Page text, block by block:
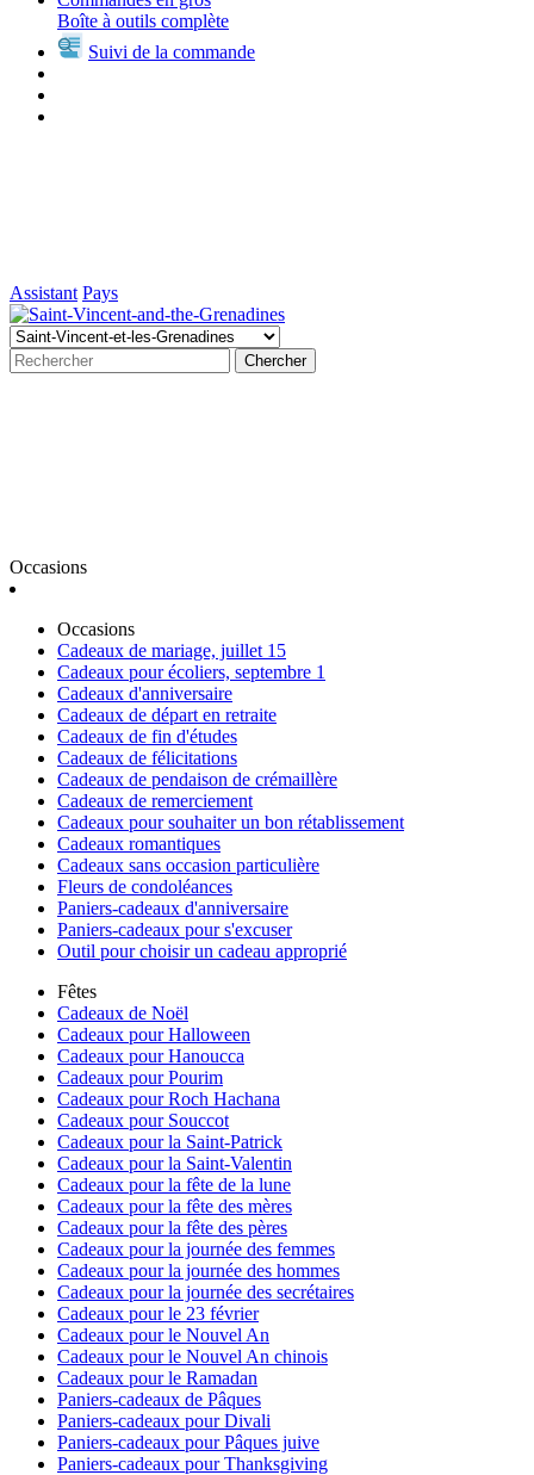
Boîte à outils complète
Suivi de la commande
Assistant Pays
Chercher
Occasions
Occasions
Cadeaux de mariage, juillet 15
Cadeaux pour écoliers, septembre 1
Cadeaux d'anniversaire
Cadeaux de départ en retraite
Cadeaux de fin d'études
Cadeaux de félicitations
Cadeaux de pendaison de crémaillère
Cadeaux de remerciement
Cadeaux pour souhaiter un bon rétablissement
Cadeaux romantiques
Cadeaux sans occasion particulière
Fleurs de condoléances
Paniers-cadeaux d'anniversaire
Paniers-cadeaux pour s'excuser
Outil pour choisir un cadeau approprié
Fêtes
Cadeaux de Noël
Cadeaux pour Halloween
Cadeaux pour Hanoucca
Cadeaux pour Pourim
Cadeaux pour Roch Hachana
Cadeaux pour Souccot
Cadeaux pour la Saint-Patrick
Cadeaux pour la Saint-Valentin
Cadeaux pour la fête de la lune
Cadeaux pour la fête des mères
Cadeaux pour la fête des pères
Cadeaux pour la journée des femmes
Cadeaux pour la journée des hommes
Cadeaux pour la journée des secrétaires
Cadeaux pour le 23 février
Cadeaux pour le Nouvel An
Cadeaux pour le Nouvel An chinois
Cadeaux pour le Ramadan
Paniers-cadeaux de Pâques
Paniers-cadeaux pour Divali
Paniers-cadeaux pour Pâques juive
Paniers-cadeaux pour Thanksgiving